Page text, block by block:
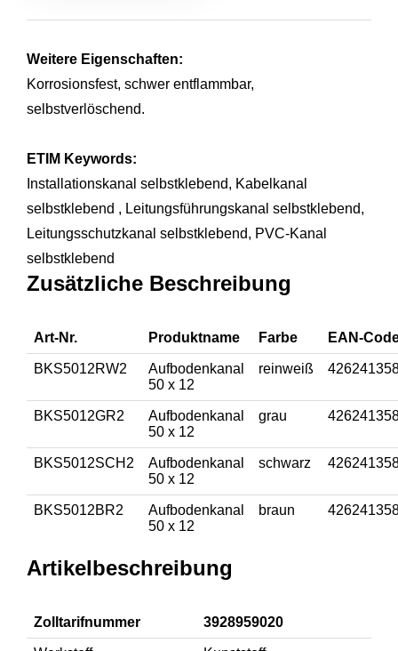
Weitere Eigenschaften:
Korrosionsfest, schwer entflammbar,
selbstverlöschend.
ETIM Keywords:
Installationskanal selbstklebend, Kabelkanal
selbstklebend , Leitungsführungskanal selbstklebend,
Leitungsschutzkanal selbstklebend, PVC-Kanal
selbstklebend
Zusätzliche Beschreibung
Art-Nr. Produktname Farbe EAN-
BKS5012RW2
Aufbodenkanal
50 x 12
reinweiß
BKS5012GR2
Aufbodenkanal
50 x 12
grau
BKS5012SCH2
Aufbodenkanal
50 x 12
schwarz
BKS5012BR2
Aufbodenkanal
50 x 12
braun
Artikelbeschreibung
Zolltarifnummer 3928959020